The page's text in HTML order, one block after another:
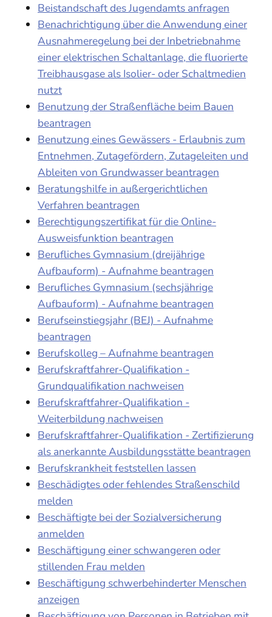
Beistandschaft des Jugendamts anfragen
Benachrichtigung über die Anwendung einer
Ausnahmeregelung bei der Inbetriebnahme
einer elektrischen Schaltanlage, die fluorierte
Treibhausgase als Isolier- oder Schaltmedien
nutzt
Benutzung der Straßenfläche beim Bauen
beantragen
Benutzung eines Gewässers - Erlaubnis zum
Entnehmen, Zutagefördern, Zutageleiten und
Ableiten von Grundwasser beantragen
Beratungshilfe in außergerichtlichen
Verfahren beantragen
Berechtigungszertifikat für die Online-
Ausweisfunktion beantragen
Berufliches Gymnasium (dreijährige
Aufbauform) - Aufnahme beantragen
Berufliches Gymnasium (sechsjährige
Aufbauform) - Aufnahme beantragen
Berufseinstiegsjahr (BEJ) - Aufnahme
beantragen
Berufskolleg – Aufnahme beantragen
Berufskraftfahrer-Qualifikation -
Grundqualifikation nachweisen
Berufskraftfahrer-Qualifikation -
Weiterbildung nachweisen
Berufskraftfahrer-Qualifikation - Zertifizierung
als anerkannte Ausbildungsstätte beantragen
Berufskrankheit feststellen lassen
Beschädigtes oder fehlendes Straßenschild
melden
Beschäftigte bei der Sozialversicherung
anmelden
Beschäftigung einer schwangeren oder
stillenden Frau melden
Beschäftigung schwerbehinderter Menschen
anzeigen